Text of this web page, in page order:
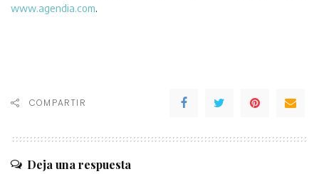
www.agendia.com.
COMPARTIR
Deja una respuesta